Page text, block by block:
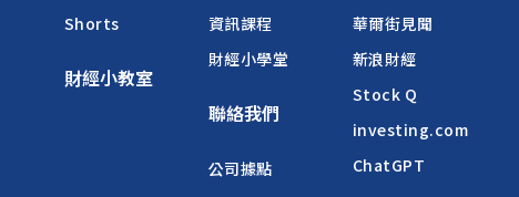
Shorts
財經小教室
資訊課程
財經小學堂
聯絡我們
公司據點
華爾街見聞
新浪財經
Stock Q
investing.com
ChatGPT